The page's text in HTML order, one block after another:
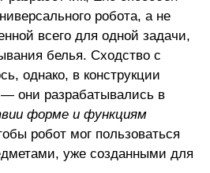
робота, а не
всего для одной задачи,
белья. Сходство с
однако, в конструкции
— они разрабатывались в
форме и функциям
робот мог пользоваться
уже созданными для